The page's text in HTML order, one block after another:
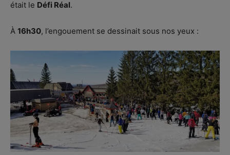
était le Défi Réal.
À 16h30, l’engouement se dessinait sous nos yeux :